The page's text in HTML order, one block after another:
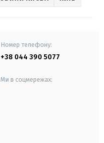
Номер телефону:
+38 044 390 5077
Ми в соцмережах: